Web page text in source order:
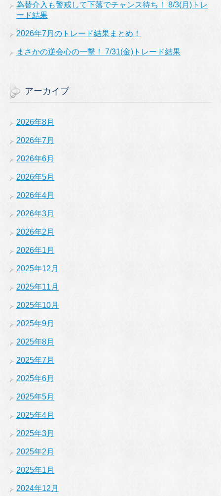
為替介入も警戒して下落でチャンス待ち！ 8/3(月)トレ
ード結果
2026年7月のトレード結果まとめ！
まさかの逆会心の一撃！ 7/31(金)トレード結果
アーカイブ
2026年8月
2026年7月
2026年6月
2026年5月
2026年4月
2026年3月
2026年2月
2026年1月
2025年12月
2025年11月
2025年10月
2025年9月
2025年8月
2025年7月
2025年6月
2025年5月
2025年4月
2025年3月
2025年2月
2025年1月
2024年12月